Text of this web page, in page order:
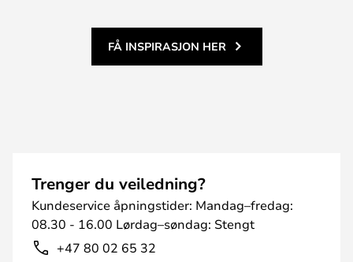
FÅ INSPIRASJON HER
Trenger du veiledning?
Kundeservice åpningstider: Mandag–fredag:
08.30 - 16.00 Lørdag–søndag: Stengt
+47 80 02 65 32